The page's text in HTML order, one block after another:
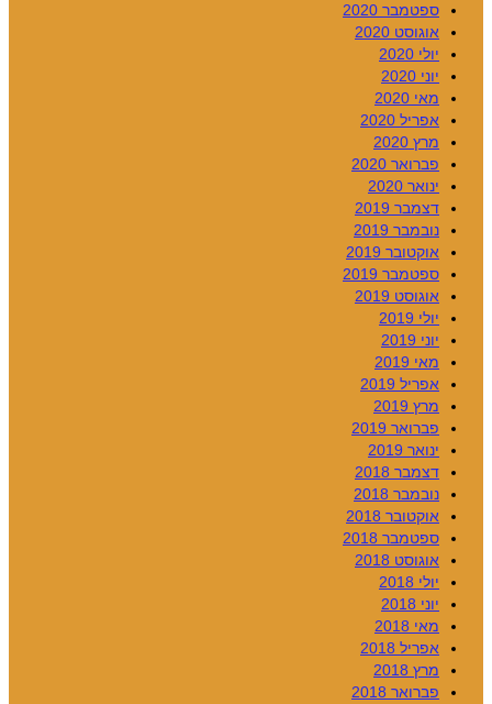
ספטמבר 2020
אוגוסט 2020
יולי 2020
יוני 2020
מאי 2020
אפריל 2020
מרץ 2020
פברואר 2020
ינואר 2020
דצמבר 2019
נובמבר 2019
אוקטובר 2019
ספטמבר 2019
אוגוסט 2019
יולי 2019
יוני 2019
מאי 2019
אפריל 2019
מרץ 2019
פברואר 2019
ינואר 2019
דצמבר 2018
נובמבר 2018
אוקטובר 2018
ספטמבר 2018
אוגוסט 2018
יולי 2018
יוני 2018
מאי 2018
אפריל 2018
מרץ 2018
פברואר 2018